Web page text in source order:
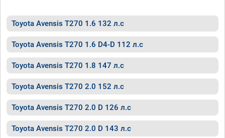
Toyota Avensis T270 1.6 132 л.с
Toyota Avensis T270 1.6 D4-D 112 л.с
Toyota Avensis T270 1.8 147 л.с
Toyota Avensis T270 2.0 152 л.с
Toyota Avensis T270 2.0 D 126 л.с
Toyota Avensis T270 2.0 D 143 л.с